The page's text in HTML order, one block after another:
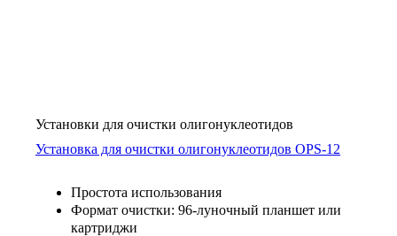
Установки для очистки олигонуклеотидов
Установка для очистки олигонуклеотидов OPS-­12
Простота использования
Формат очистки: 96-луночный планшет или
картриджи